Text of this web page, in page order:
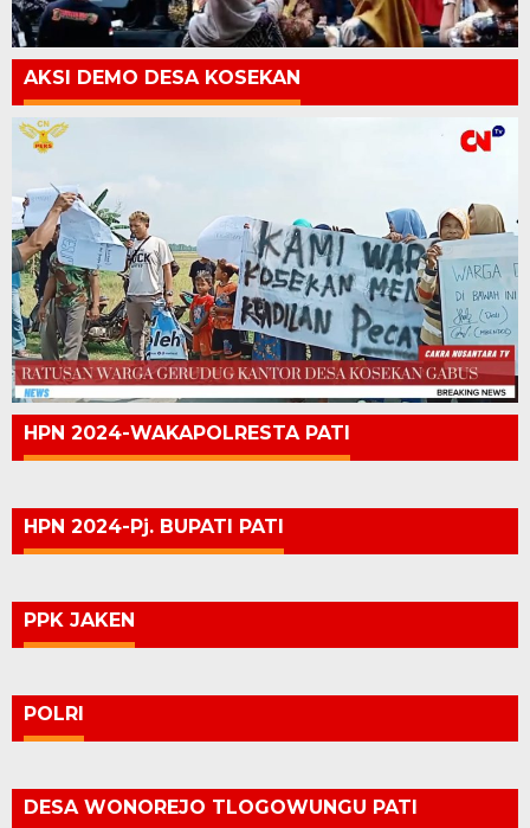
AKSI DEMO DESA KOSEKAN
HPN 2024-WAKAPOLRESTA PATI
HPN 2024-Pj. BUPATI PATI
PPK JAKEN
POLRI
DESA WONOREJO TLOGOWUNGU PATI